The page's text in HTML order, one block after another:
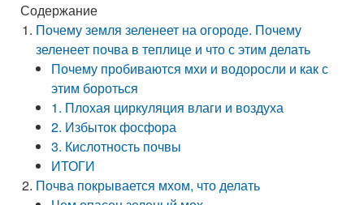
Содержание
Почему земля зеленеет на огороде. Почему
зеленеет почва в теплице и что с этим делать
Почему пробиваются мхи и водоросли и как с
этим бороться
1. Плохая циркуляция влаги и воздуха
2. Избыток фосфора
3. Кислотность почвы
ИТОГИ
Почва покрывается мхом, что делать